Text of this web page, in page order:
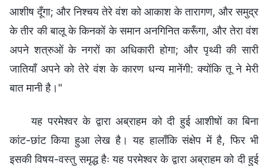
आशीष दूँगा; और निश्‍चय तेरे वंश को आकाश के तारागण, और समुद्र
के तीर की बालू के किनकों के समान अनगिनित करूँगा, और तेरा वंश
अपने शत्रुओं के नगरों का अधिकारी होगा; और पृथ्वी की सारी
जातियाँ अपने को तेरे वंश के कारण धन्य मानेंगी: क्योंकि तू ने मेरी
बात मानी है।"
यह परमेश्वर के द्वारा अब्राहम को दी हुई आशीषों का बिना
कांट-छांट किया हुआ लेख है। यह हालाँकि संक्षेप में है, फिर भी
इसकी विषय-वस्तु समृद्ध हैः यह परमेश्वर के द्वारा अब्राहम को दी हुई